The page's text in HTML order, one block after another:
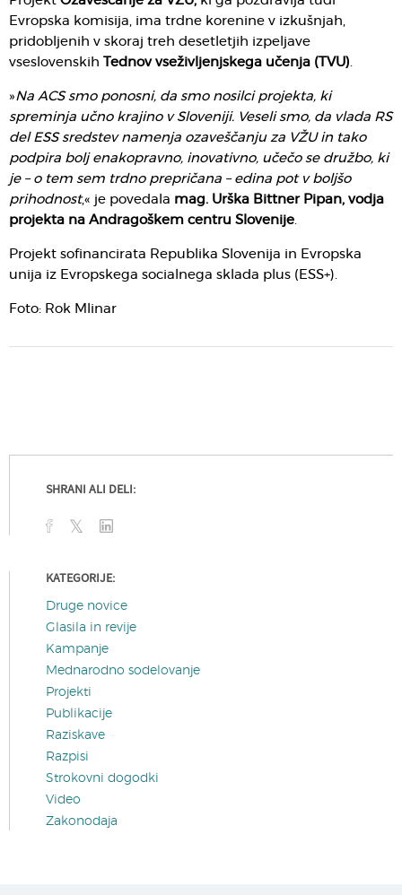
Evropska komisija, ima trdne korenine v izkušnjah,
pridobljenih v skoraj treh desetletjih izpeljave
vseslovenskih Tednov vseživljenjskega učenja (TVU)
»Na ACS smo ponosni, da smo nosilci projekta, ki
spreminja učno krajino v Sloveniji. Veseli smo, da vlada RS
del ESS sredstev namenja ozaveščanju za VŽU in tako
podpira bolj enakopravno, inovativno, učečo se družbo, ki
je – o tem sem trdno prepričana – edina pot v boljšo
prihodnost,« je povedala mag. Urška Bittner Pipan, vodja
projekta na Andragoškem centru Slovenije
Projekt sofinancirata Republika Slovenija in Evropska
unija iz Evropskega socialnega sklada plus (ESS+).
Foto: Rok Mlinar
SHRANI ALI DELI:
KATEGORIJE:
Druge novice
Glasila in revije
Kampanje
Mednarodno sodelovanje
Projekti
Publikacije
Raziskave
Razpisi
Strokovni dogodki
Video
Zakonodaja